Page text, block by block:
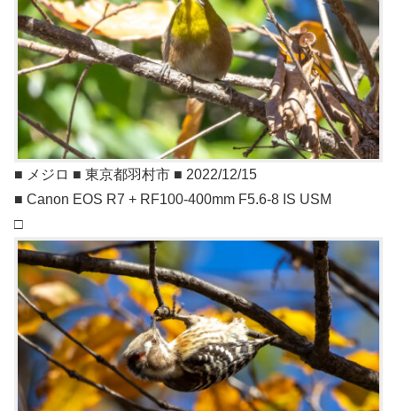
■ メジロ ■ 東京都羽村市 ■ 2022/12/15
■ Canon EOS R7 + RF100-400mm F5.6-8 IS USM
□